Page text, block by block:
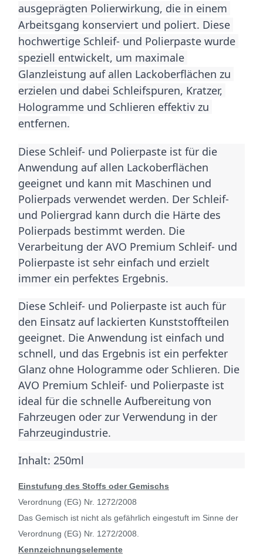
ausgeprägten Polierwirkung, die in einem
Arbeitsgang konserviert und poliert. Diese
hochwertige Schleif- und Polierpaste wurde
speziell entwickelt, um maximale
Glanzleistung auf allen Lackoberflächen zu
erzielen und dabei Schleifspuren, Kratzer,
Hologramme und Schlieren effektiv zu
entfernen.
Diese Schleif- und Polierpaste ist für die
Anwendung auf allen Lackoberflächen
geeignet und kann mit Maschinen und
Polierpads verwendet werden. Der Schleif-
und Poliergrad kann durch die Härte des
Polierpads bestimmt werden. Die
Verarbeitung der AVO Premium Schleif- und
Polierpaste ist sehr einfach und erzielt
immer ein perfektes Ergebnis.
Diese Schleif- und Polierpaste ist auch für
den Einsatz auf lackierten Kunststoffteilen
geeignet. Die Anwendung ist einfach und
schnell, und das Ergebnis ist ein perfekter
Glanz ohne Hologramme oder Schlieren. Die
AVO Premium Schleif- und Polierpaste ist
ideal für die schnelle Aufbereitung von
Fahrzeugen oder zur Verwendung in der
Fahrzeugindustrie.
Inhalt: 250ml
Einstufung des Stoffs oder Gemischs
Verordnung (EG) Nr. 1272/2008
Das Gemisch ist nicht als gefährlich eingestuft im Sinne der
Verordnung (EG) Nr. 1272/2008.
Kennzeichnungselemente